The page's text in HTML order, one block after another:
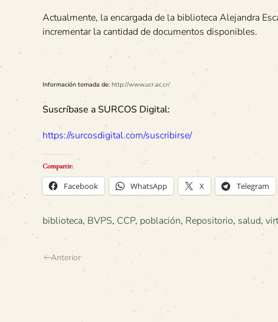
Actualmente, la encargada de la biblioteca Alejandra
incrementar la cantidad de documentos disponibles.
Información tomada de: http://www.ucr.ac.cr/
Suscríbase a SURCOS Digital:
https://surcosdigital.com/suscribirse/
Compartir:
Facebook WhatsApp X Telegram
biblioteca, BVPS, CCP, población, Repositorio, salud,
Anterior